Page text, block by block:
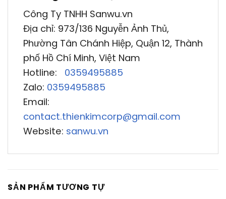
Công Ty TNHH Sanwu.vn
Địa chỉ: 973/136 Nguyễn Ảnh Thủ,
Phường Tân Chánh Hiệp, Quận 12, Thành
phố Hồ Chí Minh, Việt Nam
Hotline: 0359495885
Zalo: 0359495885
Email:
contact.thienkimcorp@gmail.com
Website: sanwu.vn
SẢN PHẨM TƯƠNG TỰ